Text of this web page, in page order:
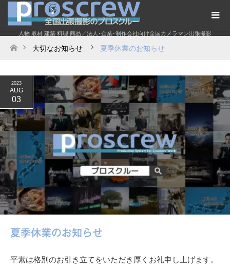
人物 取材 建築 料理 商品／法人･企業･制作会社向け全国カメラマン出張撮影
ホーム
大切なお知らせ 夏季休業のお知らせ
2023
AUG
03
夏季休業のお知らせ
平素は格別のお引き立てをいただき厚くお礼申し上げます。